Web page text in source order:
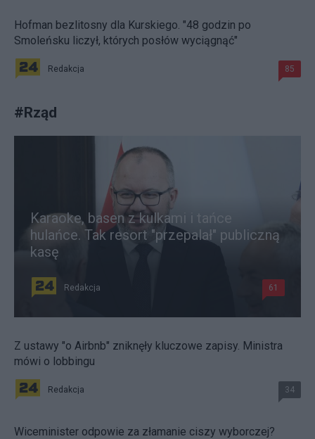
Hofman bezlitosny dla Kurskiego. "48 godzin po
Smoleńsku liczył, których posłów wyciągnąć"
Redakcja 85
#Rząd
Karaoke, basen z kulkami i tańce
hulańce. Tak resort "przepalał" publiczną
kasę
Redakcja 61
Z ustawy "o Airbnb" zniknęły kluczowe zapisy. Ministra
mówi o lobbingu
Redakcja 34
Wiceminister odpowie za złamanie ciszy wyborczej?